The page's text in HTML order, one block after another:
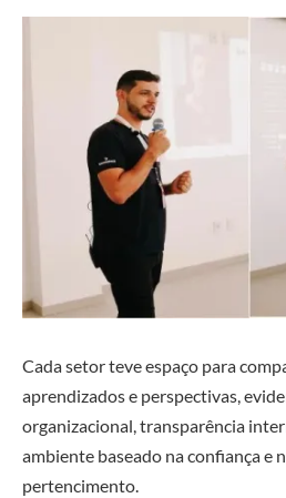
Cada setor teve espaço para
aprendizados e perspectivas,
organizacional, transparência
ambiente baseado na confiança e
pertencimento.